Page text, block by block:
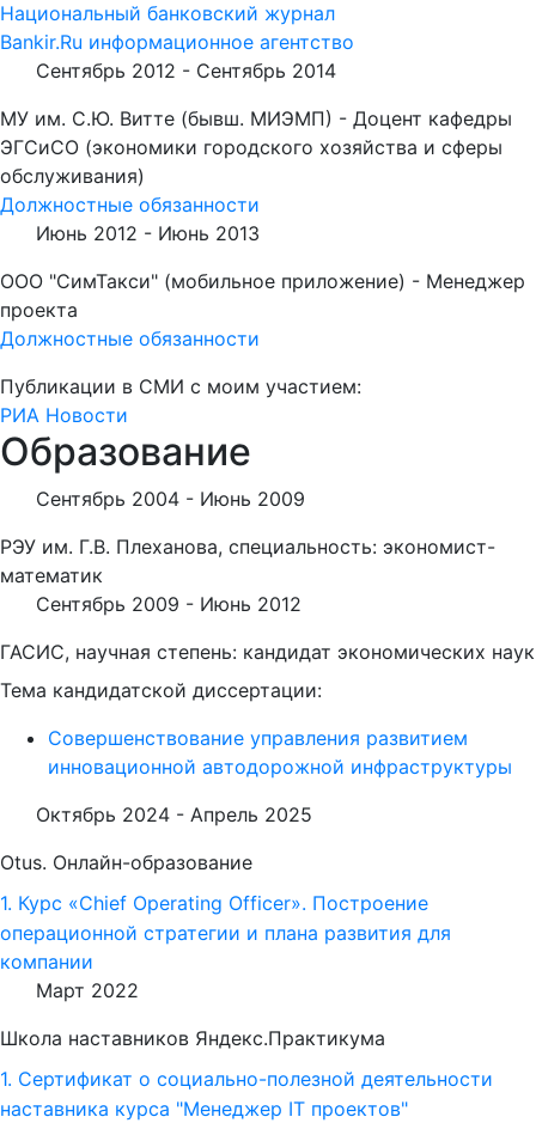
Национальный банковский журнал
Bankir.Ru информационное агентство
Сентябрь 2012 - Сентябрь 2014
МУ им. С.Ю. Витте (бывш. МИЭМП) - Доцент кафедры
ЭГСиСО (экономики городского хозяйства и сферы
обслуживания)
Должностные обязанности
Июнь 2012 - Июнь 2013
ООО "СимТакси" (мобильное приложение) - Менеджер
проекта
Должностные обязанности
Публикации в СМИ с моим участием:
РИА Новости
Образование
Сентябрь 2004 - Июнь 2009
РЭУ им. Г.В. Плеханова, специальность: экономист-
математик
Сентябрь 2009 - Июнь 2012
ГАСИС, научная степень: кандидат экономических наук
Тема кандидатской диссертации:
Совершенствование управления развитием
инновационной автодорожной инфраструктуры
Октябрь 2024 - Апрель 2025
Otus. Онлайн-образование
1. Курс «Chief Operating Officer». Построение
операционной стратегии и плана развития для
компании
Март 2022
Школа наставников Яндекс.Практикума
1. Сертификат о социально-полезной деятельности
наставника курса "Менеджер IT проектов"